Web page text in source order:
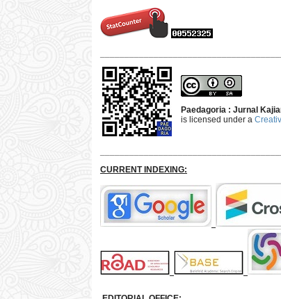
Paedagoria : Jurnal
is licensed under a
CURRENT INDEXING: